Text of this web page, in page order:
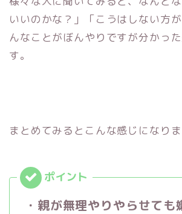
いいのかな？」「こうはしない方
んなことがぼんやりですが分かっ
す。
まとめてみるとこんな感じになりま
・親が無理やりやらせても